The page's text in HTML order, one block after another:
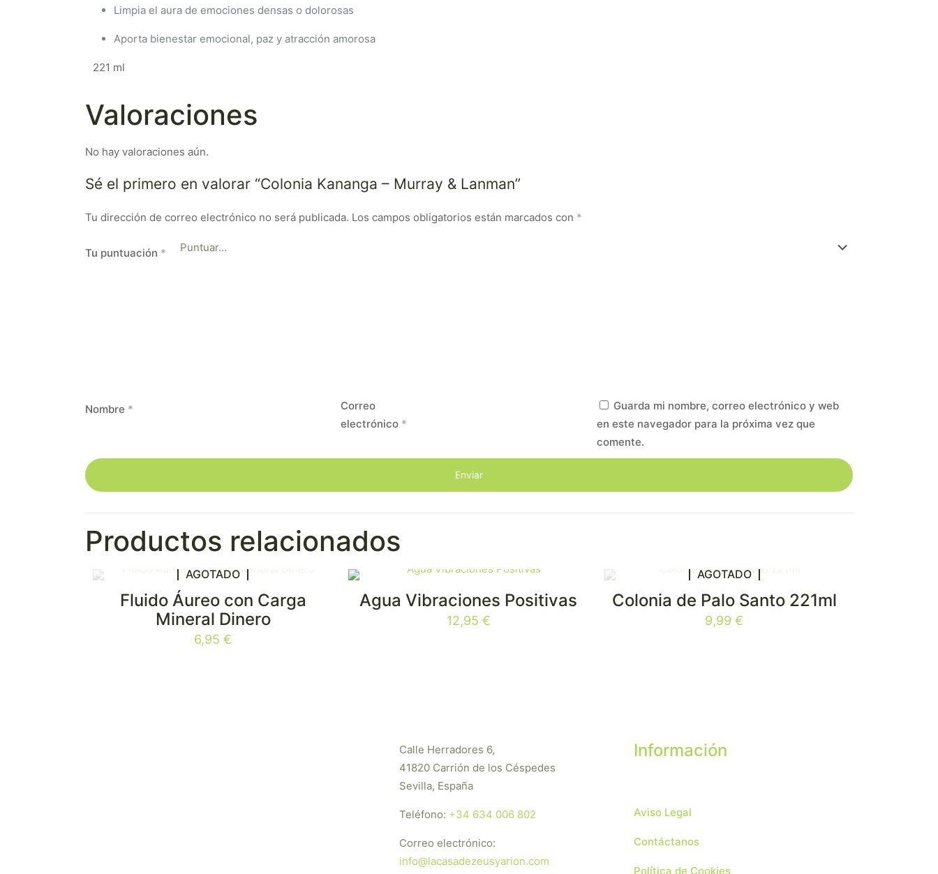
Limpia el aura de emociones densas o dolorosas
Aporta bienestar emocional, paz y atracción amorosa
221 ml
Valoraciones
No hay valoraciones aún.
Sé el primero en valorar “Colonia Kananga – Murray & Lanman”
Tu dirección de correo electrónico no será publicada. Los campos obligatorios están marcados con *
Tu puntuación *
Nombre *
Correo
electrónico *
Guarda mi nombre, correo electrónico y web
en este navegador para la próxima vez que
comente.
Productos relacionados
AGOTADO
Fluido Áureo con Carga
Mineral Dinero
6,95€
Agua Vibraciones Positivas
12,95 €
AGOTADO
Colonia de Palo Santo 221ml
9,99€
Calle Herradores 6,
41820 Carrión de los Céspedes
Sevilla, España
Teléfono: +34 634 006 802
Correo electrónico:
info@lacasadezeusyarion.com
Información
Aviso Legal
Contáctanos
Política de Cookies